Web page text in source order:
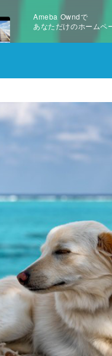
Ameba Owndで
あなただけのホームペ